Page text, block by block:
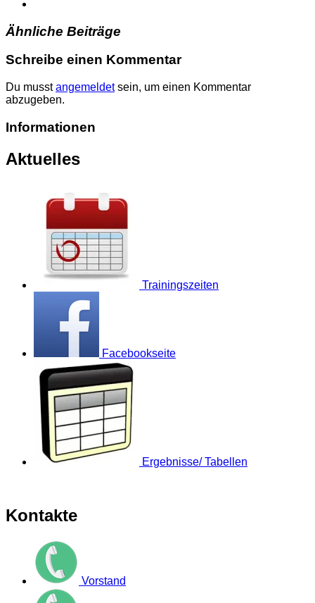
Ähnliche Beiträge
Schreibe einen Kommentar
Du musstangemeldetsein, um einen Kommentar
abzugeben.
Informationen
Aktuelles
Trainingszeiten
Facebookseite
Ergebnisse/ Tabellen
Kontakte
Vorstand